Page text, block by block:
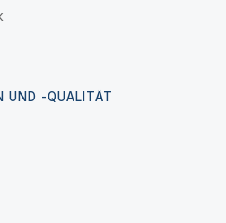
UND -QUALITÄT